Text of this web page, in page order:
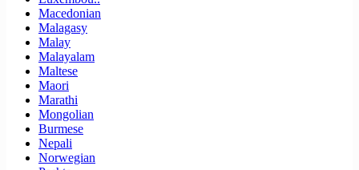
Macedonian
Malagasy
Malay
Malayalam
Maltese
Maori
Marathi
Mongolian
Burmese
Nepali
Norwegian